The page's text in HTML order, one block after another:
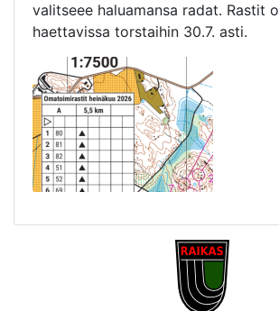
valitseee haluamansa radat. Rastit
haettavissa torstaihin 30.7. asti.